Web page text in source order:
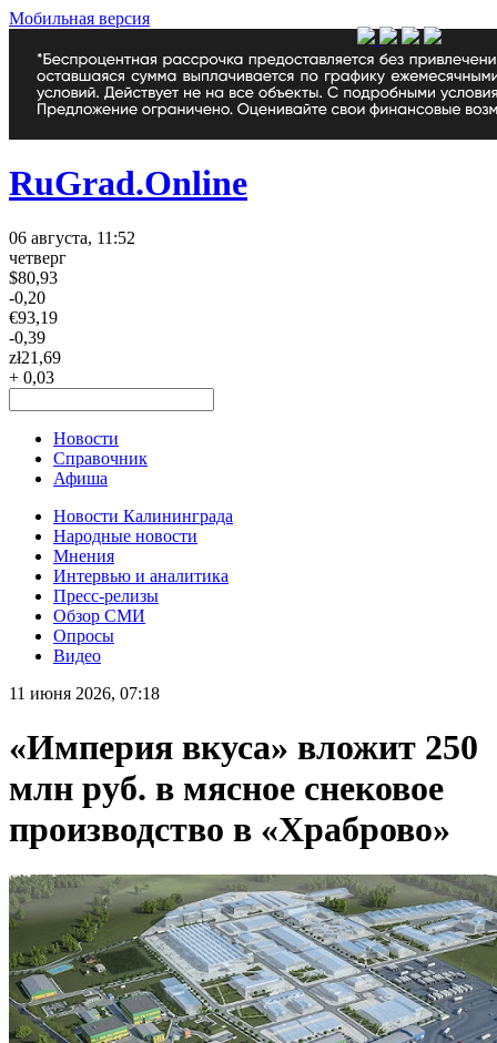
Мобильная версия
RuGrad.Online
06 августа, 11:52
четверг
$80,93
-0,20
€93,19
-0,39
zł21,69
+ 0,03
Новости
Справочник
Афиша
Новости Калининграда
Народные новости
Мнения
Интервью и аналитика
Пресс-релизы
Обзор СМИ
Опросы
Видео
11 июня 2026, 07:18
«Империя вкуса» вложит 250
млн руб. в мясное снековое
производство в «Храброво»